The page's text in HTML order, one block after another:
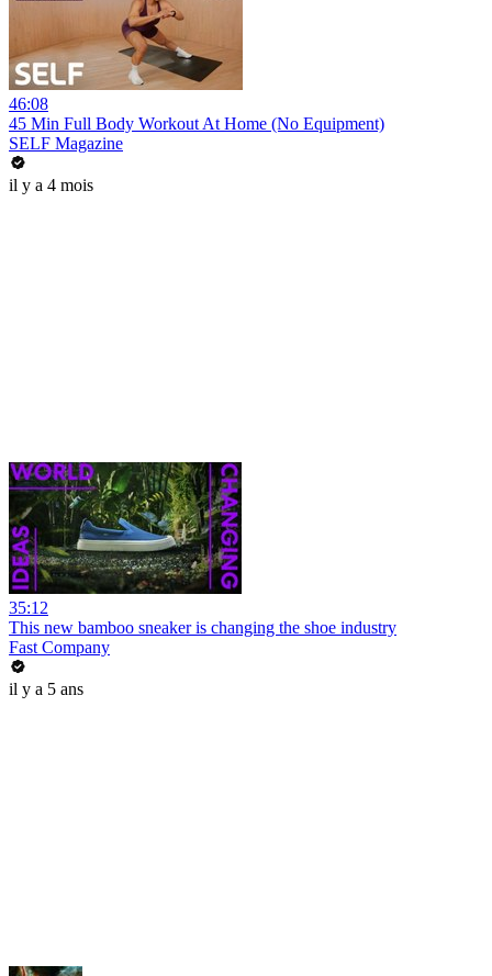
46:08
45 Min Full Body Workout At Home (No Equipment)
SELF Magazine
il y a 4 mois
35:12
This new bamboo sneaker is changing the shoe industry
Fast Company
il y a 5 ans